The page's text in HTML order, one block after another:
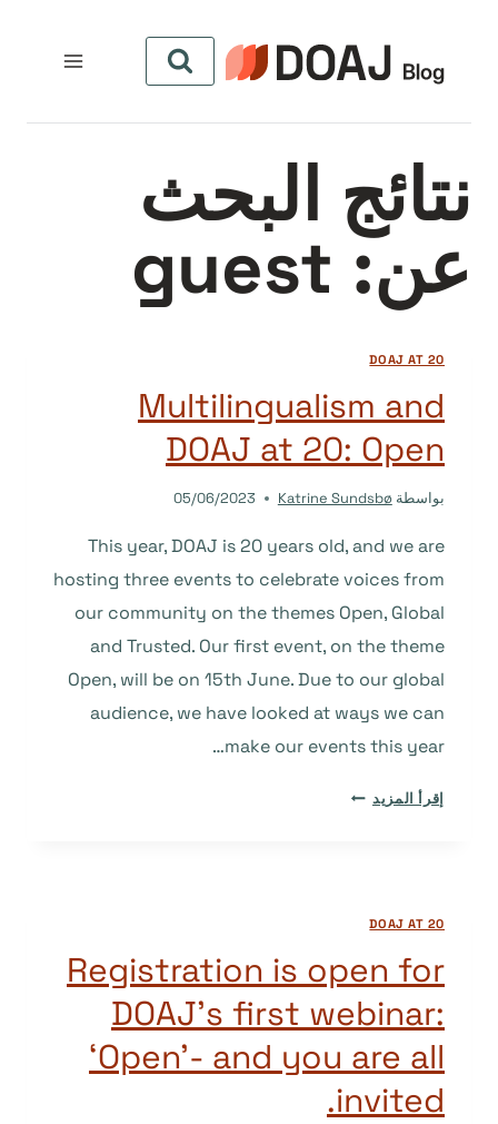
المحتوى
نتائج البحث
عن: guest
DOAJ AT 20
Multilingualism and
DOAJ at 20: Open
بواسطة Katrine Sundsbø
05/06/2023
This year, DOAJ is 20 years old, and we are
hosting three events to celebrate voices from
our community on the themes Open, Global
and Trusted. Our first event, on the theme
Open, will be on 15th June. Due to our global
audience, we have looked at ways we can
make our events this year…
إقرأ المزيد MULTILINGUALISM
OPENDOAJ AT 20
Registration is open for
DOAJ’s first webinar:
‘Open’- and you are all
invited.